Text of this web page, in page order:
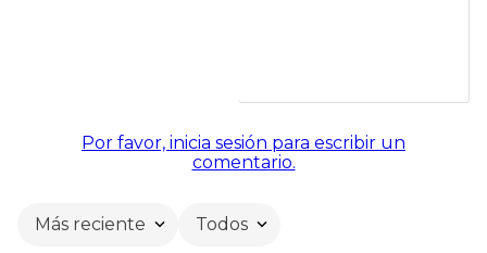
Por favor, inicia sesión para escribir un
comentario.
Más reciente Todos